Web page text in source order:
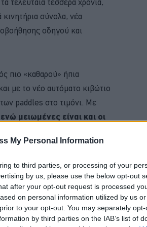
My Personal Information
to third parties, or processing of your
by us, please use the below opt-out
after your opt-out request is processed
on personal information utilized by us
to your opt-out. You may separately
by third parties on the IAB’s list of
κινητήρια σύνολα, νέα
οδηγού και
πιο «καθαρού» ήπια
με το νέο αυτόματο κιβώτιο
paddles στο τιμόνι. Με
μειωμένες είναι και οι
ΑΥΤΟΚΙΝΗΤΟ
24.990 ΕΥΡΩ